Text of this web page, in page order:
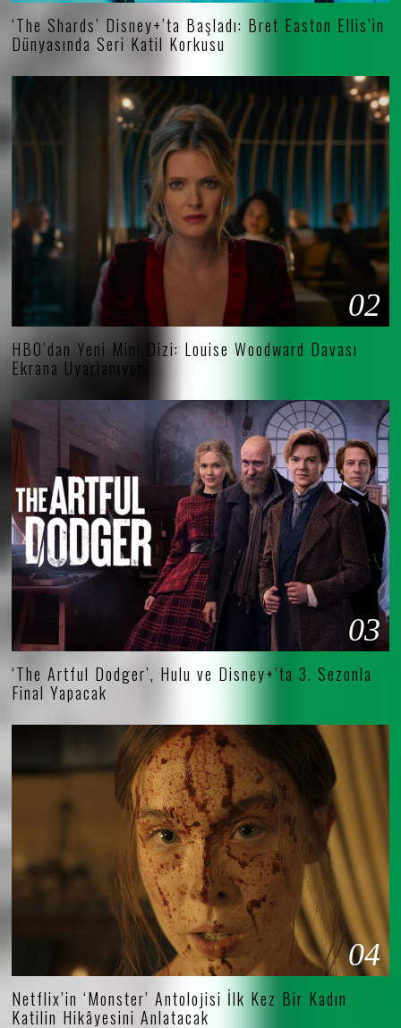
‘The Shards’ Disney+’ta Başladı: Bret Easton Ellis’in
Dünyasında Seri Katil Korkusu
02
HBO’dan Yeni Mini Dizi: Louise Woodward Davası
Ekrana Uyarlanıyor
03
‘The Artful Dodger’, Hulu ve Disney+’ta 3. Sezonla
Final Yapacak
04
Netflix’in ‘Monster’ Antolojisi İlk Kez Bir Kadın
Katilin Hikâyesini Anlatacak